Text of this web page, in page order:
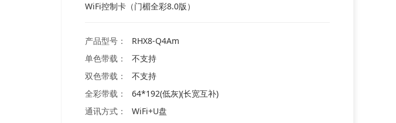
WiFi控制卡（门楣全彩8.0版）
产品型号：
RHX8-Q4Am
单色带载：
不支持
双色带载：
不支持
全彩带载：
64*192(低灰)(长宽互补)
通讯方式：
WiFi+U盘